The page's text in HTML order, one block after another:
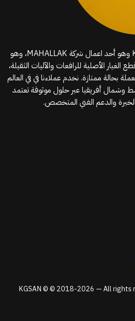
موقع قطع الغيار KGSAN وهو أحد اعمال شركة MAHALLAK، وهو
الأصلية للرافعات والآليات الثقيلة،
بحالة ممتازة. نخدم عملاءنا في في العالم
وشمال أفريقيا عبر حلول موثوقة تعتمد
والدعم الفني المتخصص.
KGSAN © © 2018-2026 — All rights